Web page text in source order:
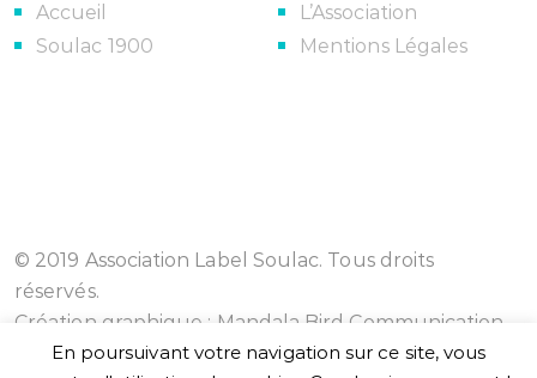
Accueil
Soulac 1900
L’Association
Mentions Légales
© 2019 Association Label Soulac. Tous droits
réservés.
Création graphique : Mandala Bird Communication
En poursuivant votre navigation sur ce site, vous